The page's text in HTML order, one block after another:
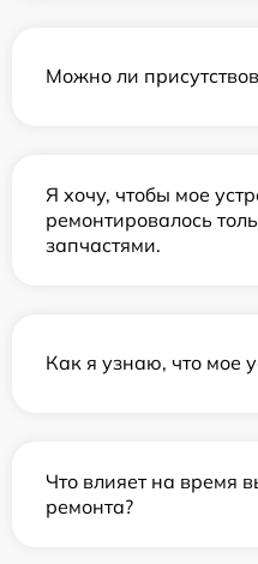
Можно ли
Я хочу, чтобы мое
ремонтировалось
запчастями.
Как я узнаю, что мое
Что влияет на время
ремонта?